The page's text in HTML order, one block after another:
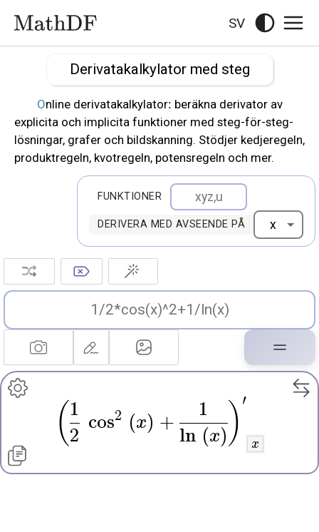
SV
Derivatakalkylator med steg
Online derivatakalkylator: beräkna derivator av
explicita och implicita funktioner med steg-för-steg-
lösningar, grafer och bildskanning. Stödjer kedjeregeln,
produktregeln, kvotregeln, potensregeln och mer.
FUNKTIONER
DERIVERA MED AVSEENDE PÅ
( 2
1
cos2 (x) +
ln (x)
1 ) x
′